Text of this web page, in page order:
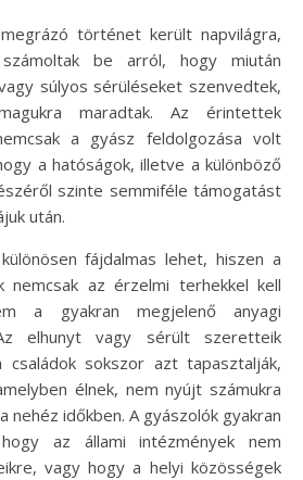
számoltak be arról, hogy miután
súlyos sérüléseket szenvedtek,
maradtak. Az érintettek
a gyász feldolgozása volt
a hatóságok, illetve a különböző
szinte semmiféle támogatást
után.
fájdalmas lehet, hiszen a
nemcsak az érzelmi terhekkel kell
a gyakran megjelenő anyagi
elhunyt vagy sérült szeretteik
sokszor azt tapasztalják,
élnek, nem nyújt számukra
időkben. A gyászolók gyakran
az állami intézmények nem
vagy hogy a helyi közösségek